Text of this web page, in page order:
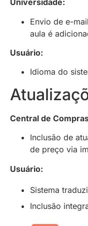
Universidade:
Envio de e-
aula é
Usuário:
Idioma do
Central de
Inclusão de
de preço via
Usuário:
Sistema
Inclusão